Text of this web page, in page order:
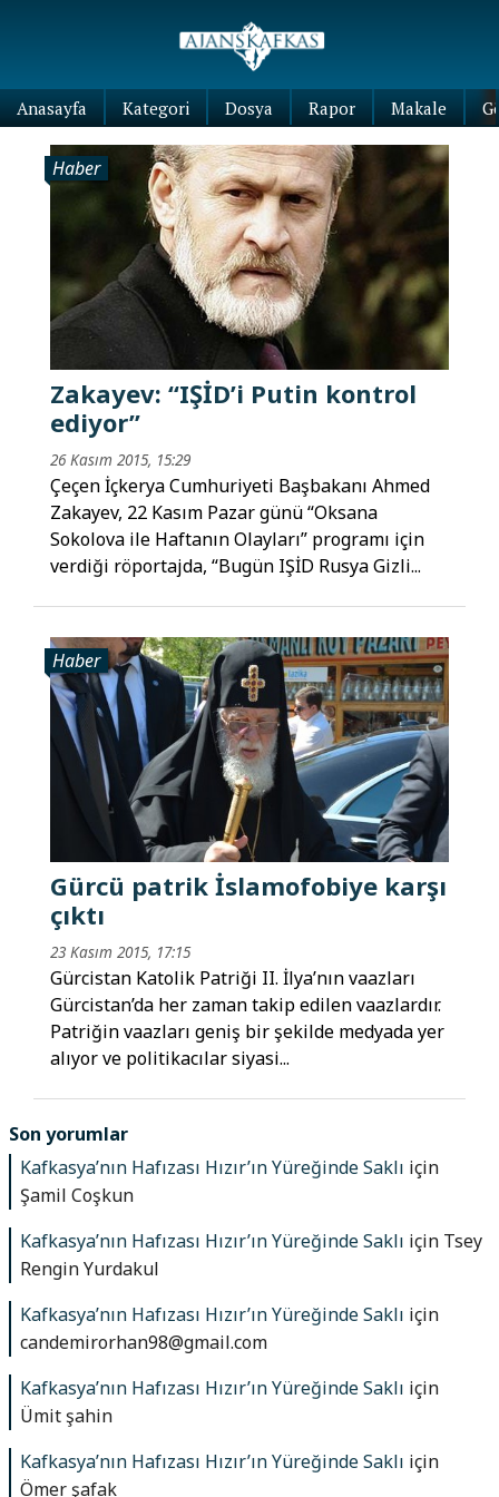
Anasayfa Kategori Dosya Rapor Makale
Haber
Zakayev: “IŞİD’i Putin kontrol
ediyor”
26 Kasım 2015, 15:29
Çeçen İçkerya Cumhuriyeti Başbakanı Ahmed
Zakayev, 22 Kasım Pazar günü “Oksana
Sokolova ile Haftanın Olayları” programı için
verdiği röportajda, “Bugün IŞİD Rusya Gizli...
Haber
Gürcü patrik İslamofobiye karşı
çıktı
23 Kasım 2015, 17:15
Gürcistan Katolik Patriği II. İlya’nın vaazları
Gürcistan’da her zaman takip edilen vaazlardır.
Patriğin vaazları geniş bir şekilde medyada yer
alıyor ve politikacılar siyasi...
Son yorumlar
Kafkasya’nın Hafızası Hızır’ın Yüreğinde Saklı için
Şamil Coşkun
Kafkasya’nın Hafızası Hızır’ın Yüreğinde Saklı için Tsey
Rengin Yurdakul
Kafkasya’nın Hafızası Hızır’ın Yüreğinde Saklı için
candemirorhan98@gmail.com
Kafkasya’nın Hafızası Hızır’ın Yüreğinde Saklı için
Ümit şahin
Kafkasya’nın Hafızası Hızır’ın Yüreğinde Saklı için
Ömer şafak